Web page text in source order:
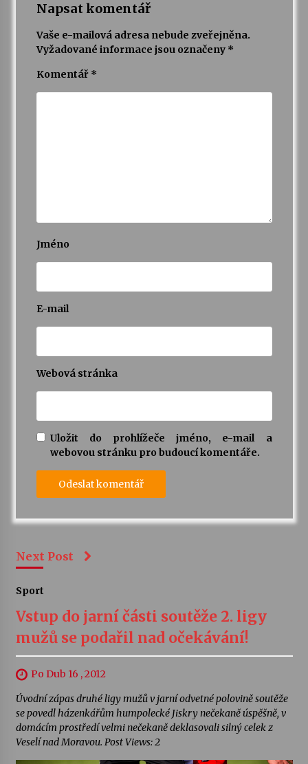
Napsat komentář
Vaše e-mailová adresa nebude zveřejněna.
Vyžadované informace jsou označeny *
Komentář *
Jméno
E-mail
Webová stránka
Uložit do prohlížeče jméno, e-mail a
webovou stránku pro budoucí komentáře.
Next Post
Sport
Vstup do jarní části soutěže 2. ligy
mužů se podařil nad očekávání!
Po Dub 16 , 2012
Úvodní zápas druhé ligy mužů v jarní odvetné polovině soutěže
se povedl házenkářům humpolecké Jiskry nečekaně úspěšně, v
domácím prostředí velmi nečekaně deklasovali silný celek z
Veselí nad Moravou. Post Views: 2